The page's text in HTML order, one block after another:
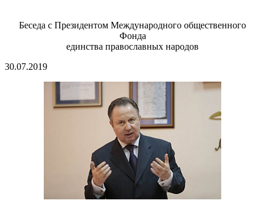
Беседа с Президентом Международного общественного
Фонда
единства православных народов
30.07.2019